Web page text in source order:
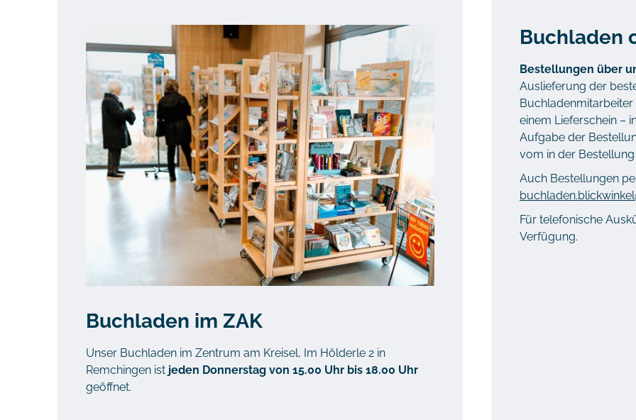
Buchladen im ZAK
Unser Buchladen im Zentrum am Kreisel, Im Hölderle 2 in
Remchingen ist jeden Donnerstag von 15.00 Uhr bis 18.00 Uhr
geöffnet.
Buchladen
Bestellungen über
Auslieferung der
einem Lieferschein –
Aufgabe der
vom in der
Auch Bestellungen
Für telefonische
Verfügung.